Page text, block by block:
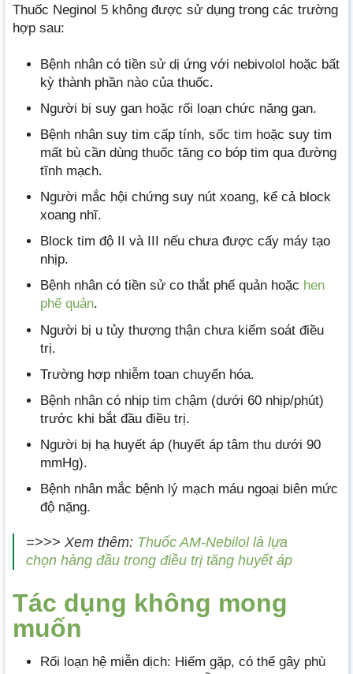
Thuốc Neginol 5 không được sử dụng trong các trường
hợp sau:
Bệnh nhân có tiền sử dị ứng với nebivolol hoặc bất
kỳ thành phần nào của thuốc.
Người bị suy gan hoặc rối loạn chức năng gan.
Bệnh nhân suy tim cấp tính, sốc tim hoặc suy tim
mất bù cần dùng thuốc tăng co bóp tim qua đường
tĩnh mạch.
Người mắc hội chứng suy nút xoang, kể cả block
xoang nhĩ.
Block tim độ II và III nếu chưa được cấy máy tạo
nhịp.
Bệnh nhân có tiền sử co thắt phế quản hoặc hen
phế quản.
Người bị u tủy thượng thận chưa kiểm soát điều
trị.
Trường hợp nhiễm toan chuyển hóa.
Bệnh nhân có nhịp tim chậm (dưới 60 nhịp/phút)
trước khi bắt đầu điều trị.
Người bị hạ huyết áp (huyết áp tâm thu dưới 90
mmHg).
Bệnh nhân mắc bệnh lý mạch máu ngoại biên mức
độ nặng.
=>>> Xem thêm: Thuốc AM-Nebilol là lựa
chọn hàng đầu trong điều trị tăng huyết áp
Tác dụng không mong
muốn
Rối loạn hệ miễn dịch: Hiếm gặp, có thể gây phù